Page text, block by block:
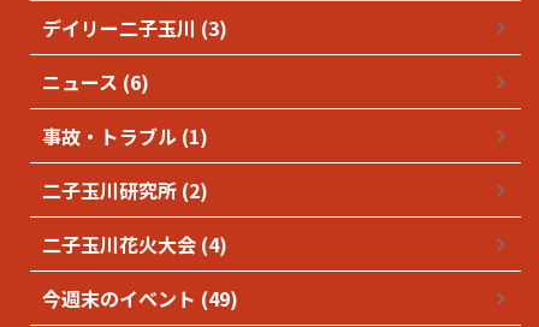
デイリー二子玉川 (3)
ニュース (6)
事故・トラブル (1)
二子玉川研究所 (2)
二子玉川花火大会 (4)
今週末のイベント (49)